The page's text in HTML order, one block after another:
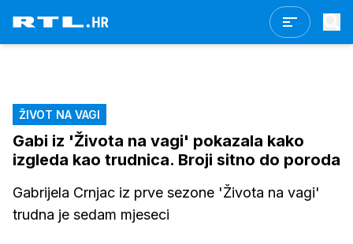
ŽIVOT NA VAGI
Gabi iz 'Života na vagi' pokazala kako
izgleda kao trudnica. Broji sitno do poroda
Gabrijela Crnjac iz prve sezone 'Života na vagi'
trudna je sedam mjeseci